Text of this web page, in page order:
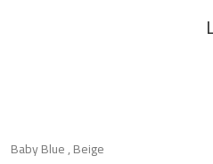
Baby Blue,Beige